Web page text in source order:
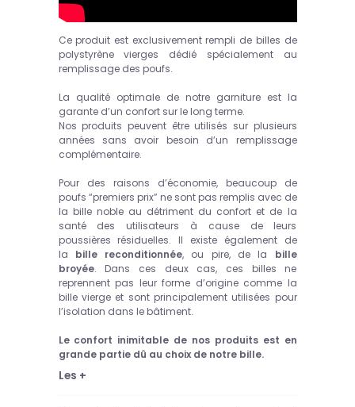
Ce produit est exclusivement rempli de billes de
polystyrène vierges dédié spécialement au
remplissage des poufs.
La qualité optimale de notre garniture est la
garante d’un confort sur le long terme.
Nos produits peuvent être utilisés sur plusieurs
années sans avoir besoin d’un remplissage
complémentaire.
Pour des raisons d’économie, beaucoup de
poufs “premiers prix” ne sont pas remplis avec de
la bille noble au détriment du confort et de la
santé des utilisateurs à cause de leurs
poussières résiduelles. Il existe également de
la bille reconditionnée, ou pire, de la bille
broyée. Dans ces deux cas, ces billes ne
reprennent pas leur forme d’origine comme la
bille vierge et sont principalement utilisées pour
l’isolation dans le bâtiment.
Le confort inimitable de nos produits est en
grande partie dû au choix de notre bille.
Les +